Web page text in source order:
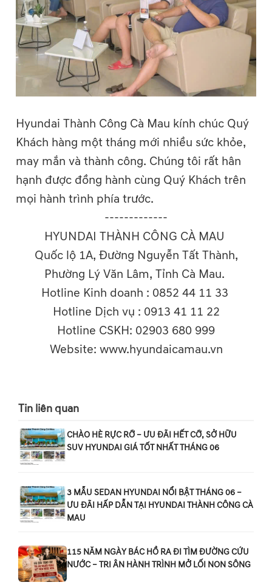
Hyundai Thành Công Cà Mau kính chúc Quý
Khách hàng một tháng mới nhiều sức khỏe,
may mắn và thành công. Chúng tôi rất hân
hạnh được đồng hành cùng Quý Khách trên
mọi hành trình phía trước.
-------------
HYUNDAI THÀNH CÔNG CÀ MAU
Quốc lộ 1A, Đường Nguyễn Tất Thành,
Phường Lý Văn Lâm, Tỉnh Cà Mau.
Hotline Kinh doanh : 0852 44 11 33
Hotline Dịch vụ : 0913 41 11 22
Hotline CSKH: 02903 680 999
Website: www.hyundaicamau.vn
Tin liên quan
CHÀO HÈ RỰC RỠ – ƯU ĐÃI HẾT CỠ, SỞ HỮU
SUV HYUNDAI GIÁ TỐT NHẤT THÁNG 06
3 MẪU SEDAN HYUNDAI NỔI BẬT THÁNG 06 –
ƯU ĐÃI HẤP DẪN TẠI HYUNDAI THÀNH CÔNG CÀ
MAU
115 NĂM NGÀY BÁC HỒ RA ĐI TÌM ĐƯỜNG CỨU
NƯỚC – TRI ÂN HÀNH TRÌNH MỞ LỐI NON SÔNG